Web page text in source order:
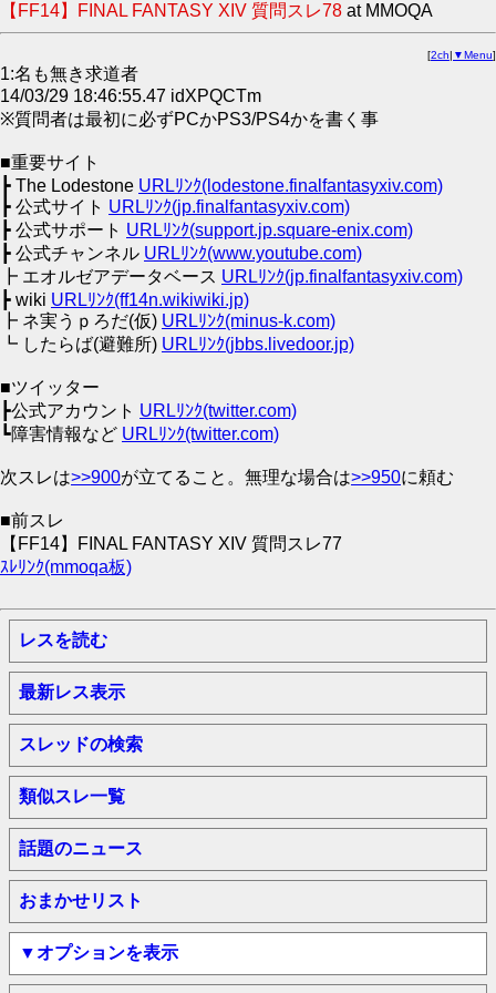
【FF14】FINAL FANTASY XIV 質問スレ78 at MMOQA
[2ch| ▼Menu]
1:名も無き求道者
14/03/29 18:46:55.47 idXPQCTm
※質問者は最初に必ずPCかPS3/PS4かを書く事
■重要サイト
┣ The Lodestone URLﾘﾝｸ(lodestone.finalfantasyxiv.com)
┣ 公式サイト URLﾘﾝｸ(jp.finalfantasyxiv.com)
┣ 公式サポート URLﾘﾝｸ(support.jp.square-enix.com)
┣ 公式チャンネル URLﾘﾝｸ(www.youtube.com)
┣ エオルゼアデータベース URLﾘﾝｸ(jp.finalfantasyxiv.com)
┣ wiki URLﾘﾝｸ(ff14n.wikiwiki.jp)
┣ ネ実うｐろだ(仮) URLﾘﾝｸ(minus-k.com)
┗ したらば(避難所) URLﾘﾝｸ(jbbs.livedoor.jp)
■ツイッター
┣公式アカウント URLﾘﾝｸ(twitter.com)
┗障害情報など URLﾘﾝｸ(twitter.com)
次スレは>>900が立てること。無理な場合は>>950に頼む
■前スレ
【FF14】FINAL FANTASY XIV 質問スレ77
ｽﾚﾘﾝｸ(mmoqa板)
レスを読む
最新レス表示
スレッドの検索
類似スレ一覧
話題のニュース
おまかせリスト
▼オプションを表示